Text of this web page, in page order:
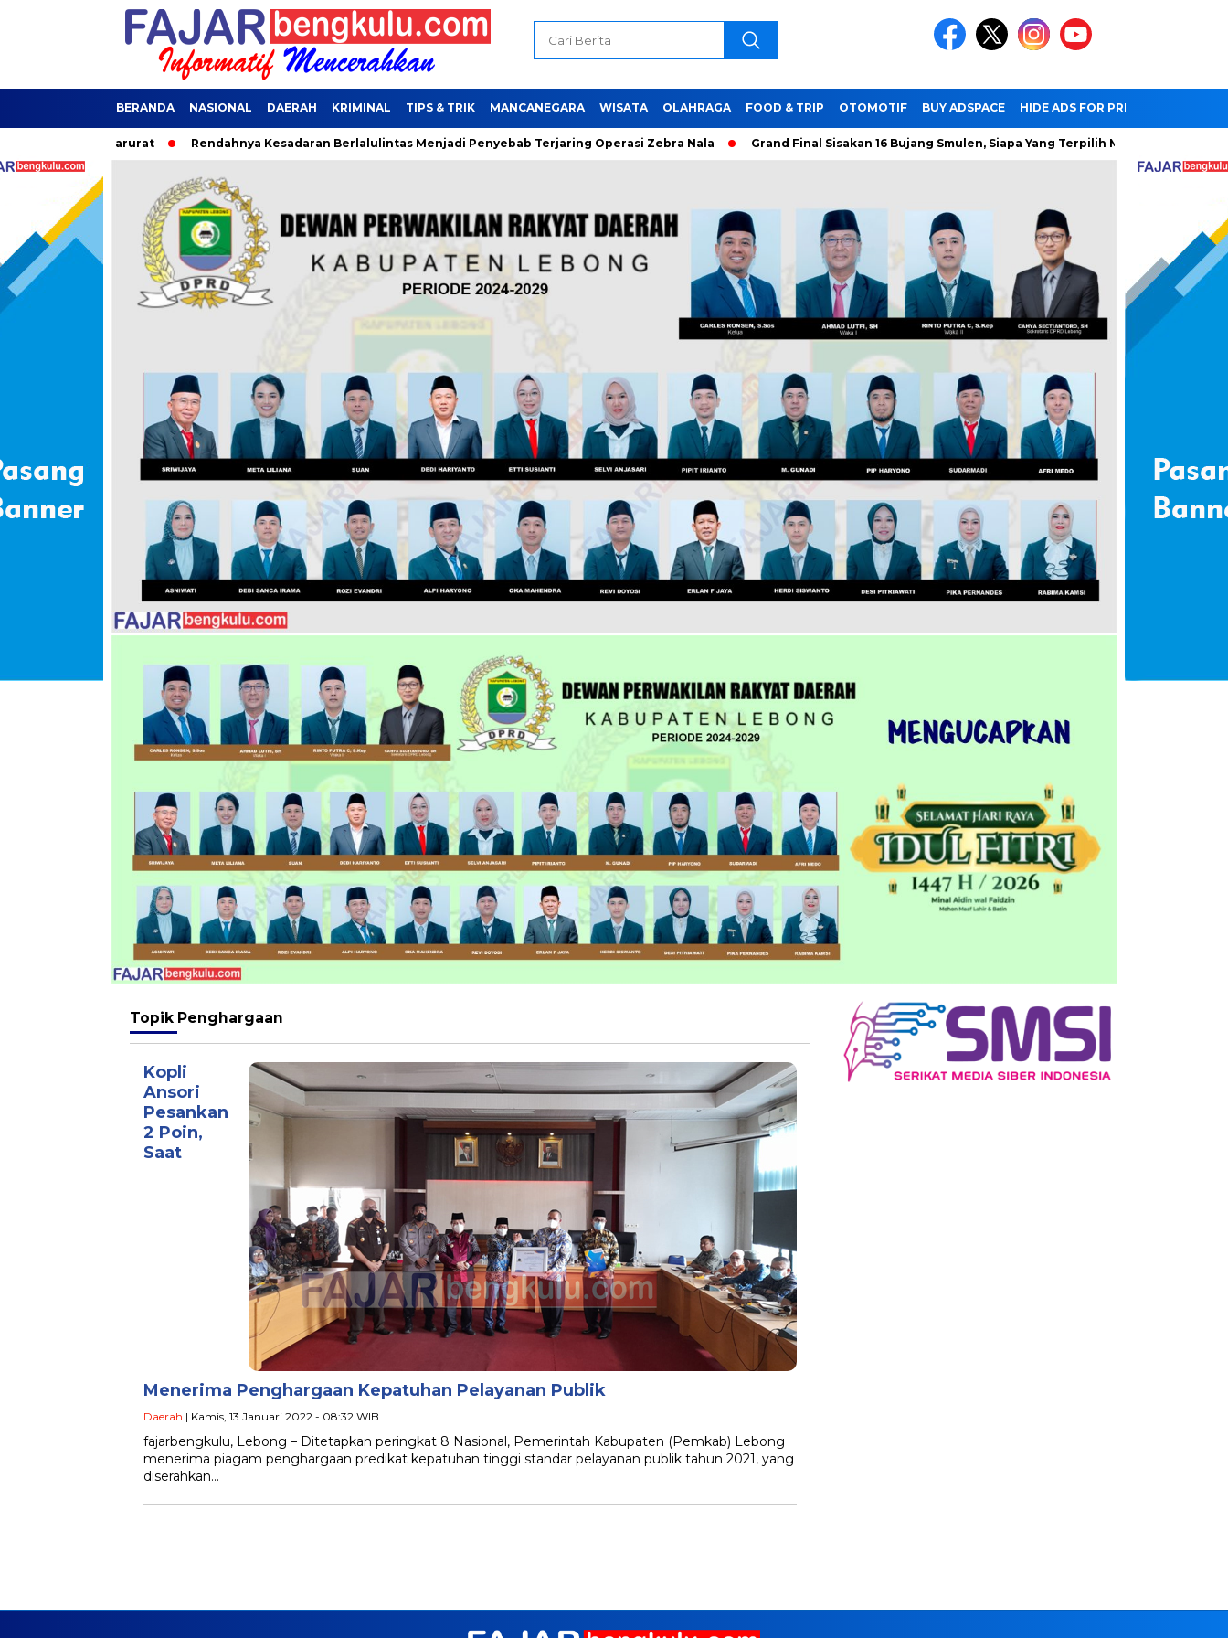
BERANDA NASIONAL DAERAH KRIMINAL TIPS & TRIK MANCANEGARA WISATA OLAHRAGA FOOD & TRIP OTOMOTIF BUY ADSPACE HIDE ADS FOR PREMIUM MEMBERS
Rendahnya Kesadaran Berlalulintas Menjadi Penyebab Terjaring Operasi Zebra Nala Grand Final Sisakan 16 Bujang Smulen, Siapa Yang Terpilih Menjadi Duta Wisata?
Topik Penghargaan
Kopli
Ansori
Pesankan
2 Poin,
Saat
Menerima Penghargaan Kepatuhan Pelayanan Publik
Daerah | Kamis, 13 Januari 2022 - 08:32 WIB
fajarbengkulu, Lebong – Ditetapkan peringkat 8 Nasional, Pemerintah Kabupaten (Pemkab) Lebong
menerima piagam penghargaan predikat kepatuhan tinggi standar pelayanan publik tahun 2021, yang
diserahkan…